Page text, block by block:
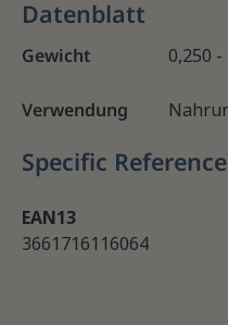
Datenblatt
Gewicht 0,250 -
Verwendung
Specific
EAN13
3661716116064